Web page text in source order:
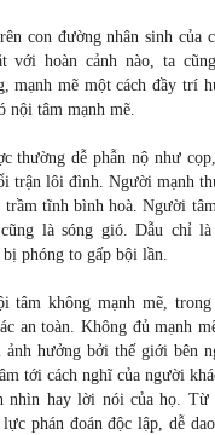
con đường nhân sinh của
với hoàn cảnh nào, ta
mạnh mẽ một cách đầy trí
nội tâm mạnh mẽ.
thường dễ phẫn nộ như
trận lôi đình. Người mạnh
trầm tĩnh bình hoà. Người
là sóng gió. Dẫu chỉ là
bị phóng to gấp bội lần.
tâm không mạnh mẽ, trong
an toàn. Không đủ mạnh
hưởng bởi thế giới bên
tới cách nghĩ của người
nhìn hay lời nói của họ. Từ
phán đoán độc lập, dễ